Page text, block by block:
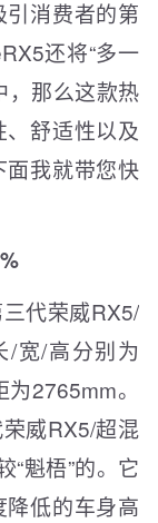
消费者的第
还将“多一
，那么这款热
舒适性以及
我就带您快
代荣威RX5/
/宽/高分别为
2765mm。
威RX5/超混
“魁梧”的。它
低的车身高